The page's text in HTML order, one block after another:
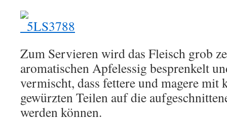
Zum Servieren wird das Fleisch grob
aromatischen Apfelessig besprenkelt
vermischt, dass fettere und magere mit
gewürzten Teilen auf die
werden können.